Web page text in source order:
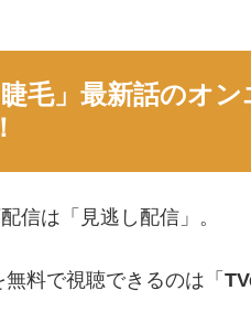
睫毛」最新話のオ
信は「見逃し配信」。
無料で視聴できるのは「